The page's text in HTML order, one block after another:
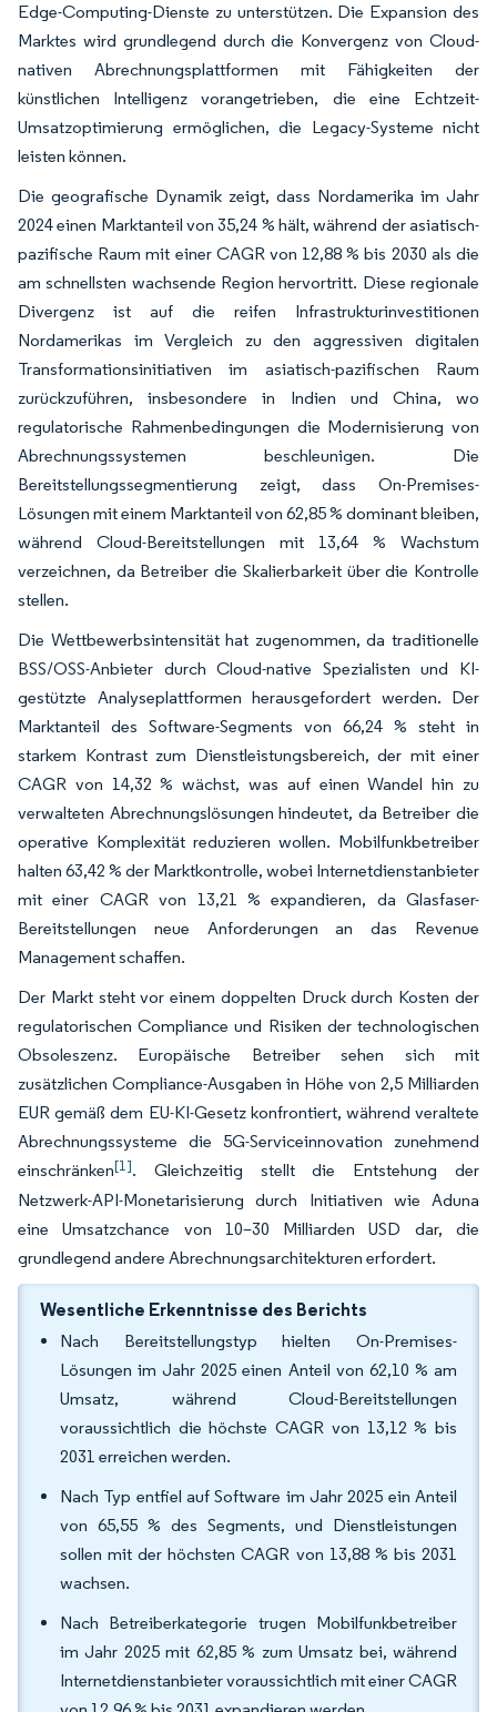
Edge-Computing-Dienste zu unterstützen. Die Expansion des
Marktes wird grundlegend durch die Konvergenz von Cloud-
nativen Abrechnungsplattformen mit Fähigkeiten der
künstlichen Intelligenz vorangetrieben, die eine Echtzeit-
Umsatzoptimierung ermöglichen, die Legacy-Systeme nicht
leisten können.
Die geografische Dynamik zeigt, dass Nordamerika im Jahr
2024 einen Marktanteil von 35,24 % hält, während der asiatisch-
pazifische Raum mit einer CAGR von 12,88 % bis 2030 als die
am schnellsten wachsende Region hervortritt. Diese regionale
Divergenz ist auf die reifen Infrastrukturinvestitionen
Nordamerikas im Vergleich zu den aggressiven digitalen
Transformationsinitiativen im asiatisch-pazifischen Raum
zurückzuführen, insbesondere in Indien und China, wo
regulatorische Rahmenbedingungen die Modernisierung von
Abrechnungssystemen beschleunigen. Die
Bereitstellungssegmentierung zeigt, dass On-Premises-
Lösungen mit einem Marktanteil von 62,85 % dominant bleiben,
während Cloud-Bereitstellungen mit 13,64 % Wachstum
verzeichnen, da Betreiber die Skalierbarkeit über die Kontrolle
stellen.
Die Wettbewerbsintensität hat zugenommen, da traditionelle
BSS/OSS-Anbieter durch Cloud-native Spezialisten und KI-
gestützte Analyseplattformen herausgefordert werden. Der
Marktanteil des Software-Segments von 66,24 % steht in
starkem Kontrast zum Dienstleistungsbereich, der mit einer
CAGR von 14,32 % wächst, was auf einen Wandel hin zu
verwalteten Abrechnungslösungen hindeutet, da Betreiber die
operative Komplexität reduzieren wollen. Mobilfunkbetreiber
halten 63,42 % der Marktkontrolle, wobei Internetdienstanbieter
mit einer CAGR von 13,21 % expandieren, da Glasfaser-
Bereitstellungen neue Anforderungen an das Revenue
Management schaffen.
Der Markt steht vor einem doppelten Druck durch Kosten der
regulatorischen Compliance und Risiken der technologischen
Obsoleszenz. Europäische Betreiber sehen sich mit
zusätzlichen Compliance-Ausgaben in Höhe von 2,5 Milliarden
EUR gemäß dem EU-KI-Gesetz konfrontiert, während veraltete
Abrechnungssysteme die 5G-Serviceinnovation zunehmend
einschränken[1]. Gleichzeitig stellt die Entstehung der
Netzwerk-API-Monetarisierung durch Initiativen wie Aduna
eine Umsatzchance von 10–30 Milliarden USD dar, die
grundlegend andere Abrechnungsarchitekturen erfordert.
Wesentliche Erkenntnisse des Berichts
Nach Bereitstellungstyp hielten On-Premises-
Lösungen im Jahr 2025 einen Anteil von 62,10 % am
Umsatz, während Cloud-Bereitstellungen
voraussichtlich die höchste CAGR von 13,12 % bis
2031 erreichen werden.
Nach Typ entfiel auf Software im Jahr 2025 ein Anteil
von 65,55 % des Segments, und Dienstleistungen
sollen mit der höchsten CAGR von 13,88 % bis 2031
wachsen.
Nach Betreiberkategorie trugen Mobilfunkbetreiber
im Jahr 2025 mit 62,85 % zum Umsatz bei, während
Internetdienstanbieter voraussichtlich mit einer CAGR